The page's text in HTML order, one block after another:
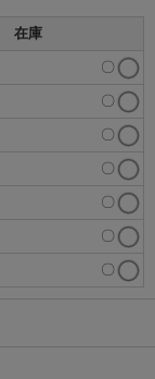
在庫
〇
〇
〇
〇
〇
〇
〇